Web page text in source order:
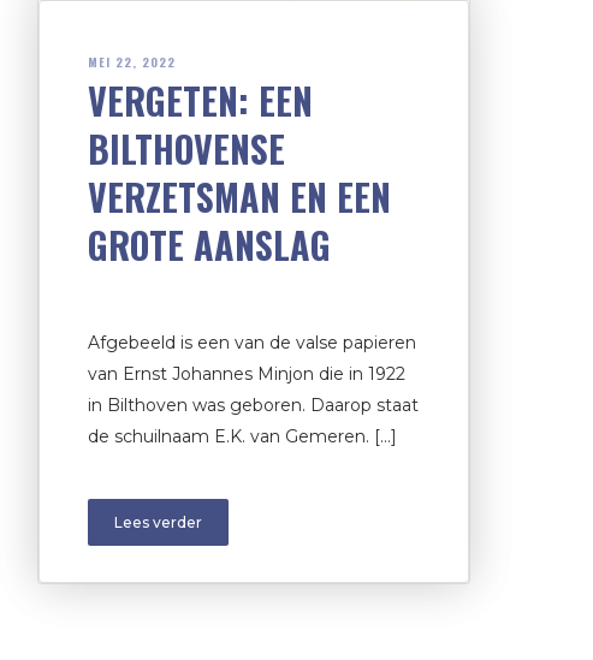
MEI 22, 2022
VERGETEN: EEN
BILTHOVENSE
VERZETSMAN EN EEN
GROTE AANSLAG
Afgebeeld is een van de valse papieren
van Ernst Johannes Minjon die in 1922
in Bilthoven was geboren. Daarop staat
de schuilnaam E.K. van Gemeren. […]
Lees verder